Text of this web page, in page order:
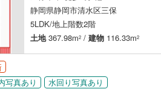
静岡県静岡市清水区三保
5LDK/地上階数2階
土地367.98m2 / 建物 116.33m2
写真あり
水回り写真あり
大規模（総区
駅（0） 海まで2km以内